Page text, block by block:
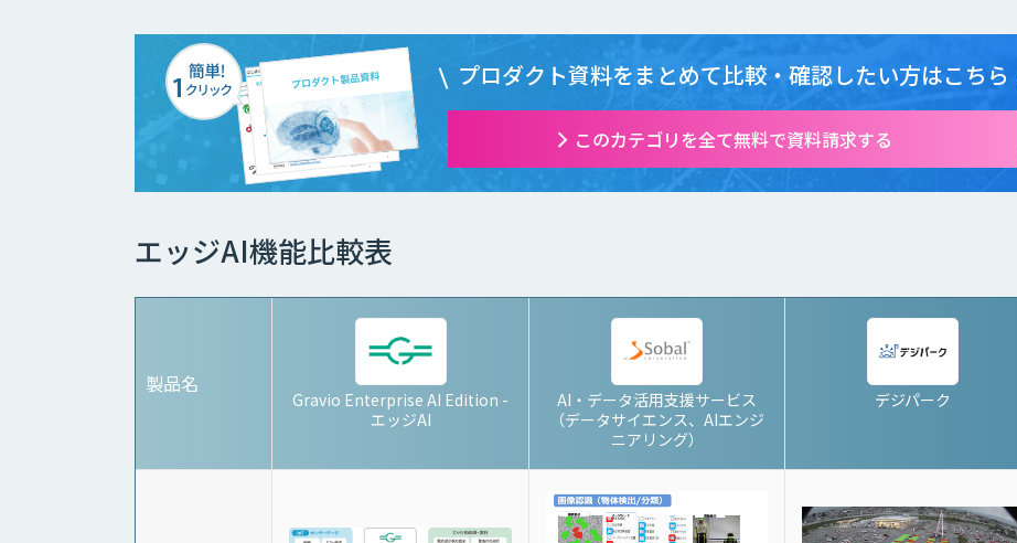
安として写真一枚
あたり数円程度と
お考えください。プロダクト資料をまとめて比較・確認したい方はこちら
このカテゴリを全て無料で資料請求する
エッジAI機能比較表
製品名
Gravio Enterprise AI Edition -
エッジAI
AI・データ活用支援サービス
（データサイエンス、AIエンジ
ニアリング）
デジパーク